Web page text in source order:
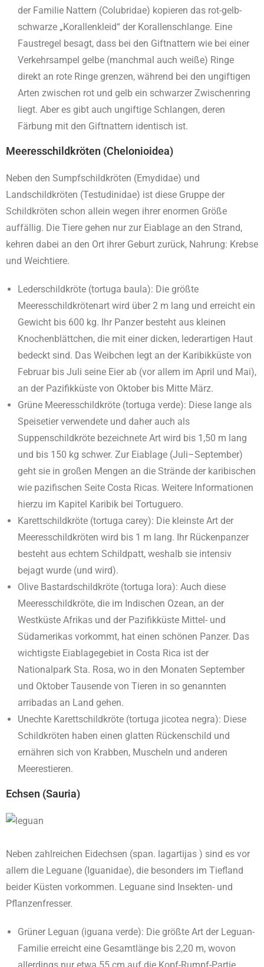
der Familie Nattern (Colubridae) kopieren das rot-gelb-
schwarze „Korallenkleid“ der Korallenschlange. Eine
Faustregel besagt, dass bei den Giftnattern wie bei einer
Verkehrsampel gelbe (manchmal auch weiße) Ringe
direkt an rote Ringe grenzen, während bei den ungiftigen
Arten zwischen rot und gelb ein schwarzer Zwischenring
liegt. Aber es gibt auch ungiftige Schlangen, deren
Färbung mit den Giftnattern identisch ist.
Meeresschildkröten (Chelonioidea)
Neben den Sumpfschildkröten (Emydidae) und
Landschildkröten (Testudinidae) ist diese Gruppe der
Schildkröten schon allein wegen ihrer enormen Größe
auffällig. Die Tiere gehen nur zur Eiablage an den Strand,
kehren dabei an den Ort ihrer Geburt zurück, Nahrung: Krebse
und Weichtiere.
Lederschildkröte (tortuga baula): Die größte
Meeresschildkrötenart wird über 2 m lang und erreicht ein
Gewicht bis 600 kg. Ihr Panzer besteht aus kleinen
Knochenblättchen, die mit einer dicken, lederartigen Haut
bedeckt sind. Das Weibchen legt an der Karibikküste von
Februar bis Juli seine Eier ab (vor allem im April und Mai),
an der Pazifikküste von Oktober bis Mitte März.
Grüne Meeresschildkröte (tortuga verde): Diese lange als
Speisetier verwendete und daher auch als
Suppenschildkröte bezeichnete Art wird bis 1,50 m lang
und bis 150 kg schwer. Zur Eiablage (Juli–September)
geht sie in großen Mengen an die Strände der karibischen
wie pazifischen Seite Costa Ricas. Weitere Informationen
hierzu im Kapitel Karibik bei Tortuguero.
Karettschildkröte (tortuga carey): Die kleinste Art der
Meeresschildkröten wird bis 1 m lang. Ihr Rückenpanzer
besteht aus echtem Schildpatt, weshalb sie intensiv
bejagt wurde (und wird).
Olive Bastardschildkröte (tortuga lora): Auch diese
Meeresschildkröte, die im Indischen Ozean, an der
Westküste Afrikas und der Pazifikküste Mittel- und
Südamerikas vorkommt, hat einen schönen Panzer. Das
wichtigste Eiablagegebiet in Costa Rica ist der
Nationalpark Sta. Rosa, wo in den Monaten September
und Oktober Tausende von Tieren in so genannten
arribadas an Land gehen.
Unechte Karettschildkröte (tortuga jicotea negra): Diese
Schildkröten haben einen glatten Rückenschild und
ernähren sich von Krabben, Muscheln und anderen
Meerestieren.
Echsen (Sauria)
Neben zahlreichen Eidechsen (span. lagartijas ) sind es vor
allem die Leguane (Iguanidae), die besonders im Tiefland
beider Küsten vorkommen. Leguane sind Insekten- und
Pflanzenfresser.
Grüner Leguan (iguana verde): Die größte Art der Leguan-
Familie erreicht eine Gesamtlänge bis 2,20 m, wovon